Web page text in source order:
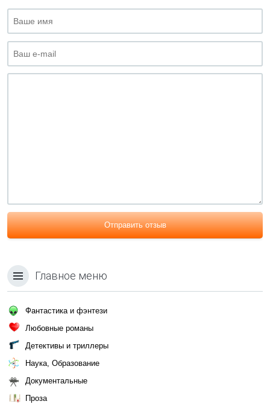
Отправить отзыв
Главное меню
Фантастика и фэнтези
Любовные романы
Детективы и триллеры
Наука, Образование
Документальные
Проза